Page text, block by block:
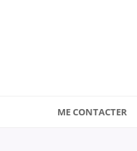
ME CONTACTER